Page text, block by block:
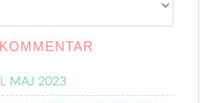
MAJ 2023